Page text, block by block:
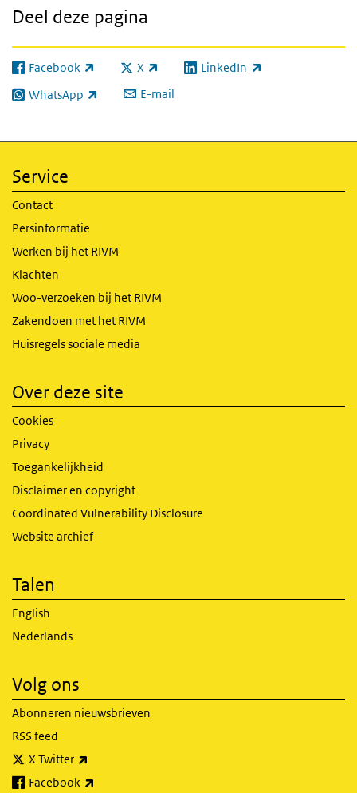
Deel deze pagina
Facebook
(externe link) X
(externe link) LinkedIn
(externe link)
WhatsApp
(externe link) E-mail
Service
Contact
Persinformatie
Werken bij het RIVM
Klachten
Woo-verzoeken bij het RIVM
Zakendoen met het RIVM
Huisregels sociale media
Over deze site
Cookies
Privacy
Toegankelijkheid
Disclaimer en copyright
Coordinated Vulnerability Disclosure
Website archief
Talen
English
Nederlands
Volg ons
Abonneren nieuwsbrieven
RSS feed
X Twitter
Facebook